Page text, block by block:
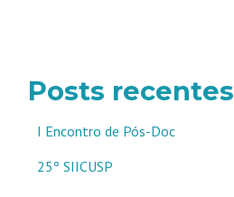
Posts recentes
I Encontro de Pós-Doc
25º SIICUSP